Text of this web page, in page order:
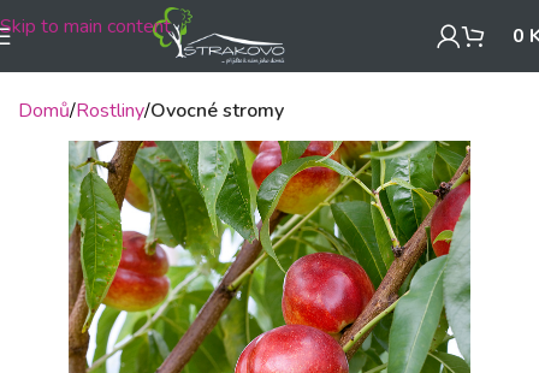
Skip to main content 0
Domů Rostliny Ovocné stromy